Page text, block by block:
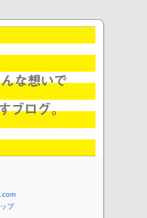
プ